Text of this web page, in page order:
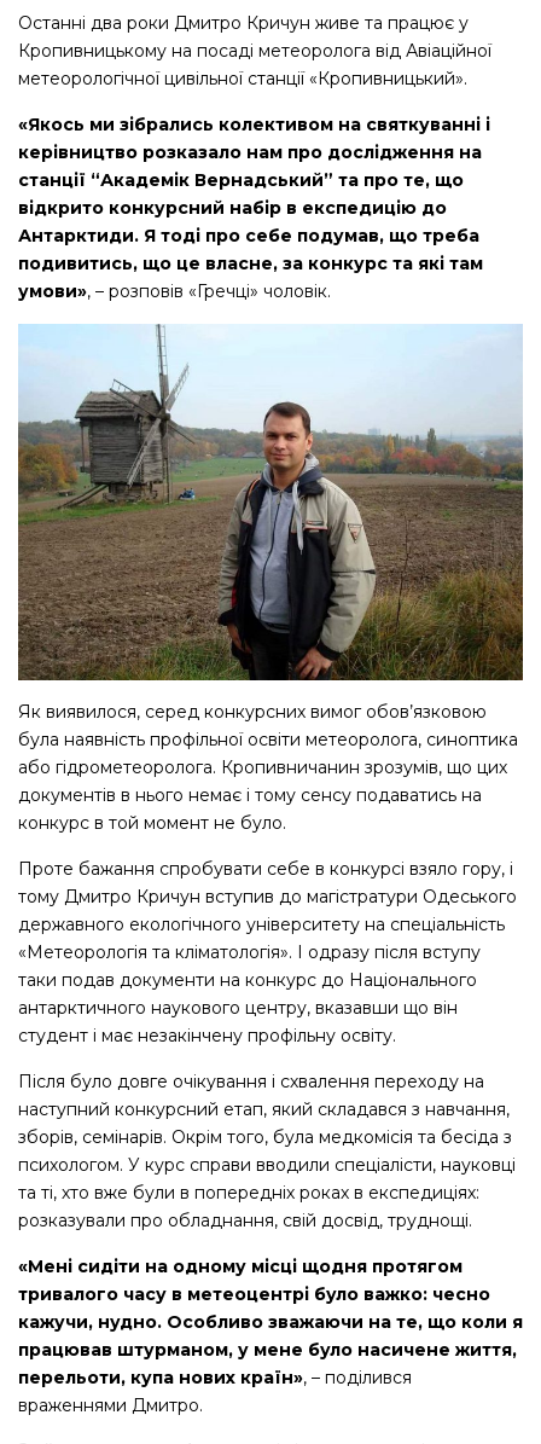
Останні два роки Дмитро Кричун живе та працює у
Кропивницькому на посаді метеоролога від Авіаційної
метеорологічної цивільної станції «Кропивницький».
«Якось ми зібрались колективом на святкуванні і
керівництво розказало нам про дослідження на
станції “Академік Вернадський” та про те, що
відкрито конкурсний набір в експедицію до
Антарктиди. Я тоді про себе подумав, що треба
подивитись, що це власне, за конкурс та які там
умови», – розповів «Гречці» чоловік.
Як виявилося, серед конкурсних вимог обов’язковою
була наявність профільної освіти метеоролога, синоптика
або гідрометеоролога. Кропивничанин зрозумів, що цих
документів в нього немає і тому сенсу подаватись на
конкурс в той момент не було.
Проте бажання спробувати себе в конкурсі взяло гору, і
тому Дмитро Кричун вступив до магістратури Одеського
державного екологічного університету на спеціальність
«Метеорологія та кліматологія». І одразу після вступу
таки подав документи на конкурс до Національного
антарктичного наукового центру, вказавши що він
студент і має незакінчену профільну освіту.
Після було довге очікування і схвалення переходу на
наступний конкурсний етап, який складався з навчання,
зборів, семінарів. Окрім того, була медкомісія та бесіда з
психологом. У курс справи вводили спеціалісти, науковці
та ті, хто вже були в попередніх роках в експедиціях:
розказували про обладнання, свій досвід, труднощі.
«Мені сидіти на одному місці щодня протягом
тривалого часу в метеоцентрі було важко: чесно
кажучи, нудно. Особливо зважаючи на те, що коли я
працював штурманом, у мене було насичене життя,
перельоти, купа нових країн», – поділився
враженнями Дмитро.